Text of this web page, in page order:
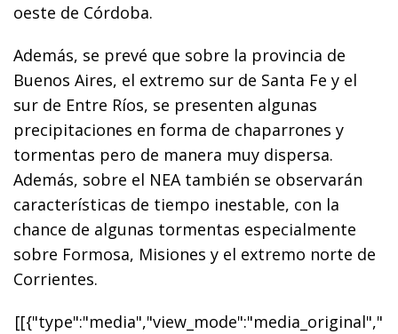
oeste de Córdoba.
Además, se prevé que sobre la provincia de
Buenos Aires, el extremo sur de Santa Fe y el
sur de Entre Ríos, se presenten algunas
precipitaciones en forma de chaparrones y
tormentas pero de manera muy dispersa.
Además, sobre el NEA también se observarán
características de tiempo inestable, con la
chance de algunas tormentas especialmente
sobre Formosa, Misiones y el extremo norte de
Corrientes.
[[{"type":"media","view_mode":"media_original","